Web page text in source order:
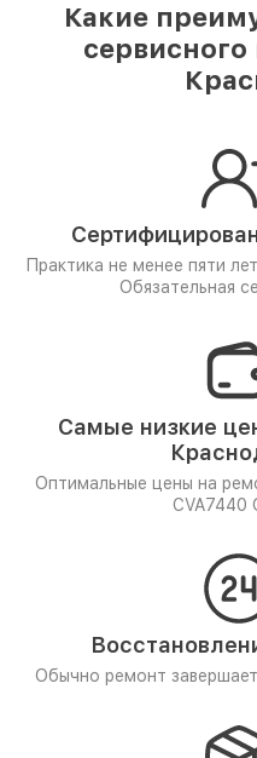
Какие
Практика не менее пяти лет
Обязательная
Самые низкие
Оптимальные цены на
CVA7440
Обычно ремонт